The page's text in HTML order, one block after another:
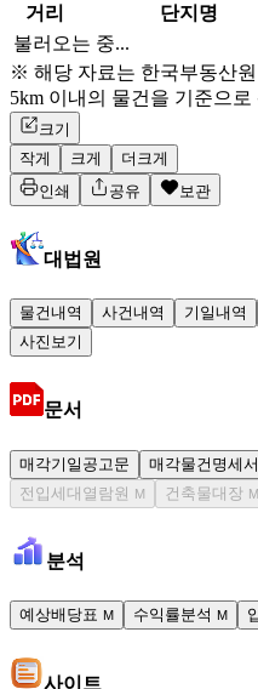
거리 단지명
불러오는 중...
※ 해당 자료는 한국부동산
5km 이내의 물건을 기준으
크기
작게
크게
더크게
인쇄
공유 보관
대법원
물건내역 사건내역 기일내역
사진보기
문서
매각기일공고문 매각물건명세서
전입세대열람원 M 건축물대장 M
분석
예상배당표 M 수익률분석 M
사이트